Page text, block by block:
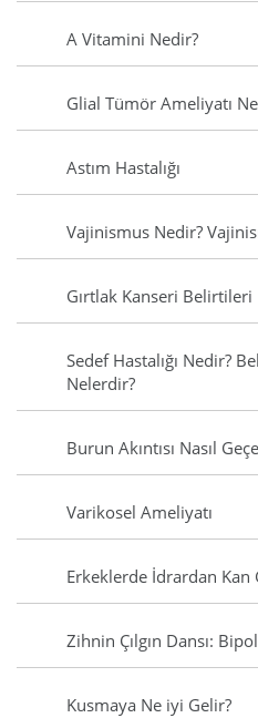
A Vitamini Nedir?
Glial Tümör Ameliyatı
Astım Hastalığı
Vajinismus Nedir?
Gırtlak Kanseri Belirtileri
Sedef Hastalığı Nedir?
Nelerdir?
Burun Akıntısı Nasıl
Varikosel Ameliyatı
Erkeklerde İdrardan
Zihnin Çılgın Dansı:
Kusmaya Ne iyi Gelir?